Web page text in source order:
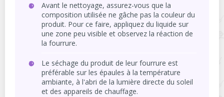
Avant le nettoyage, assurez-vous que la
composition utilisée ne gâche pas la couleur du
produit. Pour ce faire, appliquez du liquide sur
une zone peu visible et observez la réaction de
la fourrure.
Le séchage du produit de leur fourrure est
préférable sur les épaules à la température
ambiante, à l'abri de la lumière directe du soleil
et des appareils de chauffage.